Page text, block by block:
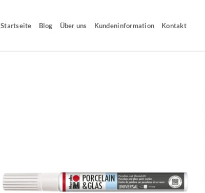
Startseite Blog Über uns Kundeninformation Kontakt